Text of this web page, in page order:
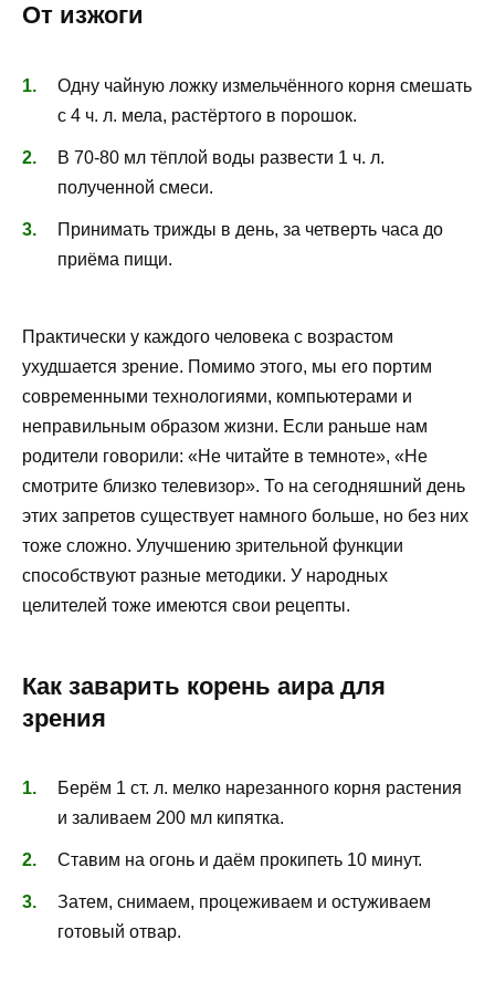
От изжоги
Одну чайную ложку измельчённого корня смешать
с 4 ч. л. мела, растёртого в порошок.
В 70-80 мл тёплой воды развести 1 ч. л.
полученной смеси.
Принимать трижды в день, за четверть часа до
приёма пищи.
Практически у каждого человека с возрастом
ухудшается зрение. Помимо этого, мы его портим
современными технологиями, компьютерами и
неправильным образом жизни. Если раньше нам
родители говорили: «Не читайте в темноте», «Не
смотрите близко телевизор». То на сегодняшний день
этих запретов существует намного больше, но без них
тоже сложно. Улучшению зрительной функции
способствуют разные методики. У народных
целителей тоже имеются свои рецепты.
Как заварить корень аира для
зрения
Берём 1 ст. л. мелко нарезанного корня растения
и заливаем 200 мл кипятка.
Ставим на огонь и даём прокипеть 10 минут.
Затем, снимаем, процеживаем и остуживаем
готовый отвар.